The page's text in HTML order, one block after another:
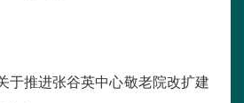
推进张谷英中心敬老院改扩建